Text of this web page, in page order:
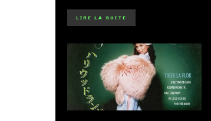
LIRE LA SUITE